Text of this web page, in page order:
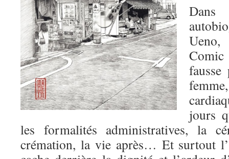
jours
les formalités administratives, la
crémation, la vie après… Et surtout